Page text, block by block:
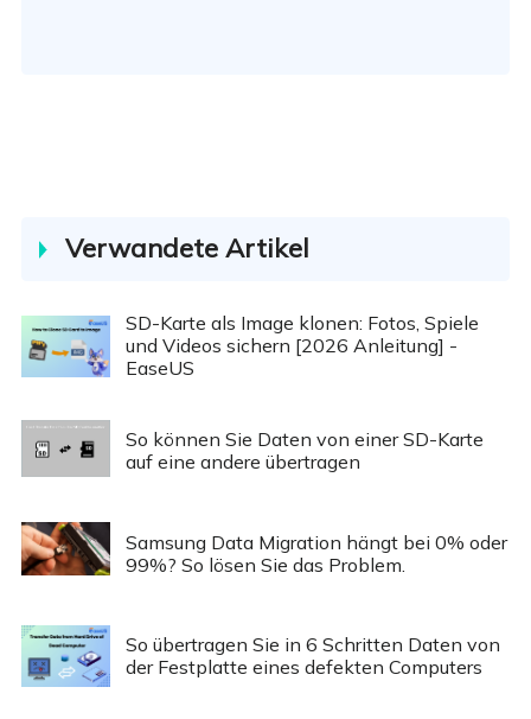
Verwandete Artikel
SD-Karte als Image klonen: Fotos, Spiele
und Videos sichern [2026 Anleitung] -
EaseUS
So können Sie Daten von einer SD-Karte
auf eine andere übertragen
Samsung Data Migration hängt bei 0% oder
99%? So lösen Sie das Problem.
So übertragen Sie in 6 Schritten Daten von
der Festplatte eines defekten Computers